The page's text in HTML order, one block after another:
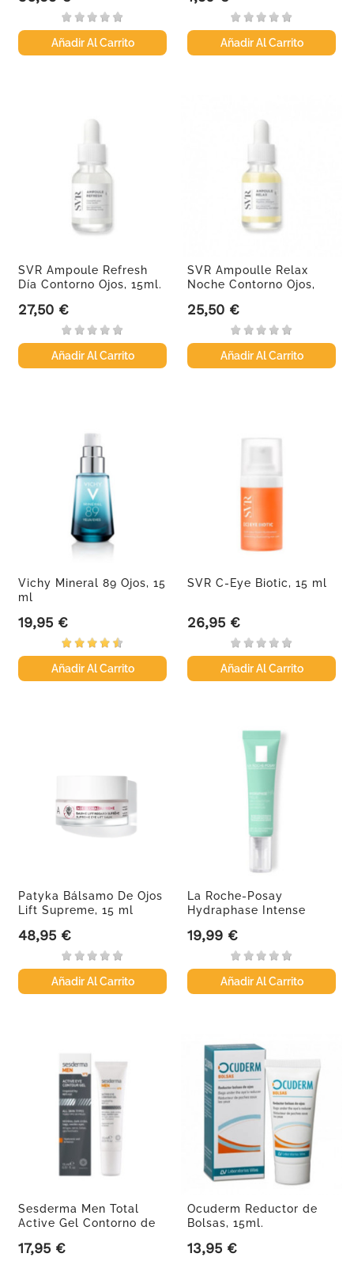
Añadir Al Carrito Añadir Al Carrito
SVR Ampoule Refresh
Día Contorno Ojos, 15ml.
Precio
27,50 €
Añadir Al Carrito
SVR Ampoulle Relax
Noche Contorno Ojos,
Precio
25,50 €
Añadir Al Carrito
Vichy Mineral 89 Ojos, 15
ml
Precio
19,95 €
Añadir Al Carrito
SVR C-Eye Biotic, 15 ml
Precio
26,95 €
Añadir Al Carrito
Patyka Bálsamo De Ojos
Lift Supreme, 15 ml
Precio
48,95 €
Añadir Al Carrito
La Roche-Posay
Hydraphase Intense
Precio
19,99 €
Añadir Al Carrito
Sesderma Men Total
Active Gel Contorno de
Precio
17,95 €
Ocuderm Reductor de
Bolsas, 15ml.
Precio
13,95 €